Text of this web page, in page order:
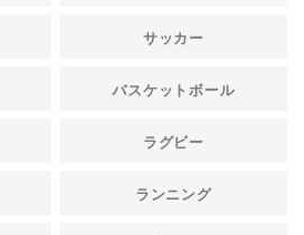
サッカー
バスケットボール
ラグビー
ランニング